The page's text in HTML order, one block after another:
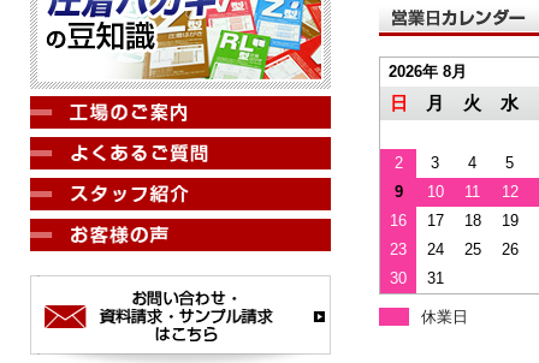
2026年 8月
日 月 火 水
2 3 4
5
9
10 11
12
16
17 18
19
23
24 25
26
30
31
休業日